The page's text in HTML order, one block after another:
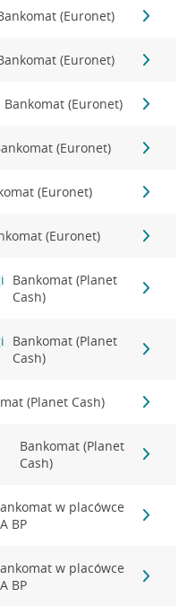
(Euronet)
(Euronet)
Bankomat (Euronet)
(Euronet)
(Euronet)
(Euronet)
Bankomat (Planet
Cash)
Bankomat (Planet
Cash)
(Planet Cash)
Bankomat (Planet
Cash)
w placówce
BP
w placówce
BP